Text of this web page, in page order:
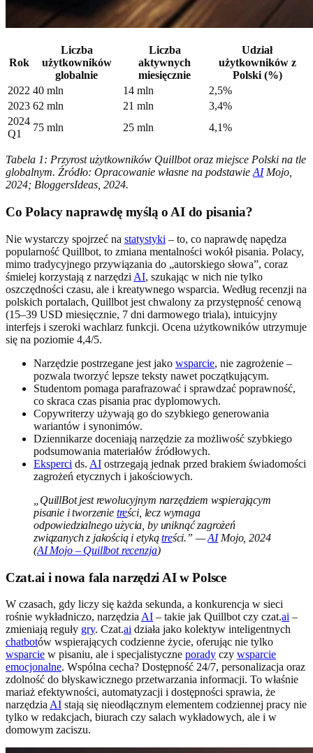
Rok
Liczba
użytkowników
globalnie
Liczba
aktywnych
miesięcznie
Udział
użytkowników z
Polski (%)
2022 40 mln 14 mln
2,5%
2023 62 mln 21 mln
3,4%
2024
Q1
75 mln 25 mln 4,1%
Tabela 1: Przyrost użytkowników Quillbot oraz miejsce Polski na tle
globalnym. Źródło: Opracowanie własne na podstawie AIMojo,
2024; BloggersIdeas, 2024.
Co Polacy naprawdę myślą o AI do pisania?
Nie wystarczy spojrzeć na statystyki – to, co naprawdę napędza
popularność Quillbot, to zmiana mentalności wokół pisania. Polacy,
mimo tradycyjnego przywiązania do „autorskiego słowa”, coraz
śmielej korzystają z narzędzi AI, szukając w nich nie tylko
oszczędności czasu, ale i kreatywnego wsparcia. Według recenzji na
polskich portalach, Quillbot jest chwalony za przystępność cenową
(15–39 USD miesięcznie, 7 dni darmowego triala), intuicyjny
interfejs i szeroki wachlarz funkcji. Ocena użytkowników utrzymuje
się na poziomie 4,4/5.
Narzędzie postrzegane jest jako wsparcie, nie zagrożenie –
pozwala tworzyć lepsze teksty nawet początkującym.
Studentom pomaga parafrazować i sprawdzać poprawność,
co skraca czas pisania prac dyplomowych.
Copywriterzy używają go do szybkiego generowania
wariantów i synonimów.
Dziennikarze doceniają narzędzie za możliwość szybkiego
podsumowania materiałów źródłowych.
Eksperci ds. AI ostrzegają jednak przed brakiem świadomości
zagrożeń etycznych i jakościowych.
„QuillBot jest rewolucyjnym narzędziem wspierającym
pisanie i tworzenie treści, lecz wymaga
odpowiedzialnego użycia, by uniknąć zagrożeń
związanych z jakością i etykątreści.” —AIMojo, 2024
(AI Mojo – Quillbot recenzja)
Czat.ai i nowa fala narzędzi AI w Polsce
W czasach, gdy liczy się każda sekunda, a konkurencja w sieci
rośnie wykładniczo, narzędzia AI – takie jak Quillbot czy czat.ai –
zmieniają reguły gry. Czat.ai działa jako kolektyw inteligentnych
chatbotów wspierających codzienne życie, oferując nie tylko
wsparcie w pisaniu, ale i specjalistyczne porady czy wsparcie
emocjonalne. Wspólna cecha? Dostępność 24/7, personalizacja oraz
zdolność do błyskawicznego przetwarzania informacji. To właśnie
mariaż efektywności, automatyzacji i dostępności sprawia, że
narzędzia AI stają się nieodłącznym elementem codziennej pracy nie
tylko w redakcjach, biurach czy salach wykładowych, ale i w
domowym zaciszu.